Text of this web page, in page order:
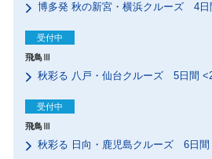
博多発 秋の新宮・横浜クルーズ 4日
飛鳥Ⅲ
受付中
秋彩る 八戸・仙台クルーズ 5日間
飛鳥Ⅲ
受付中
秋彩る 日向・鹿児島クルーズ 6日間